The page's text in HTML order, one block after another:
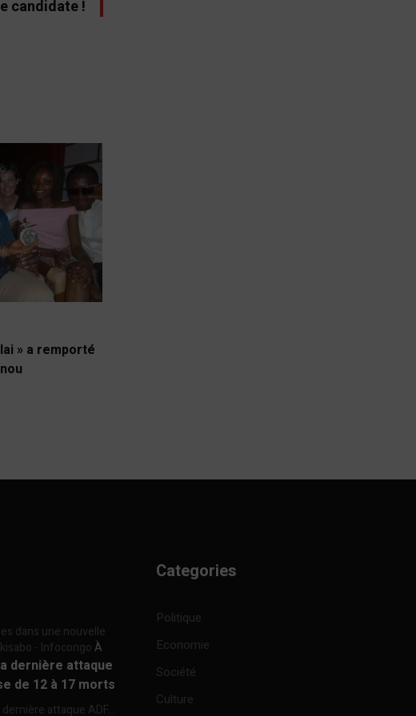
candidate !
» a remporté
dans une nouvelle
- InfocongoÀ
dernière attaque
de 12 à 17 morts
attaque ADF...
Categories
Politique
Economie
Société
Culture